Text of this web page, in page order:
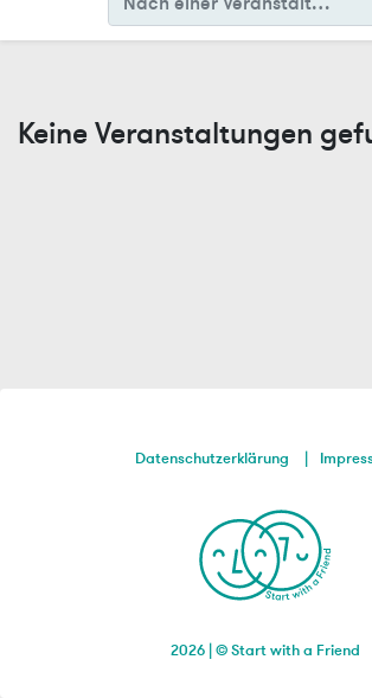
Keine Veranstaltungen
2026 | © Start with a Friend
Datenschutzerklärung